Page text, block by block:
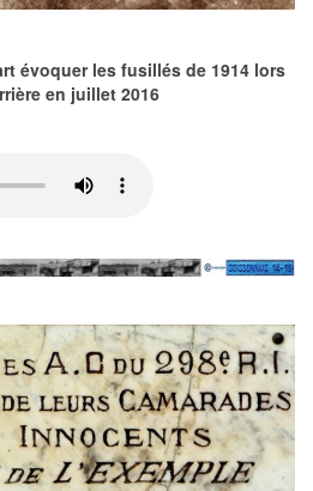
évoquer les fusillés de 1914 lors
en juillet 2016